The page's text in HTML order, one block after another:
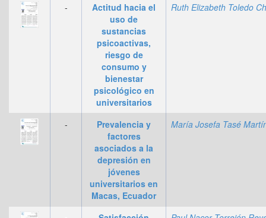
-
Actitud hacia el
uso de
sustancias
psicoactivas,
riesgo de
consumo y
bienestar
psicológico en
universitarios
-
Prevalencia y
factores
asociados a la
depresión en
jóvenes
universitarios en
Macas, Ecuador